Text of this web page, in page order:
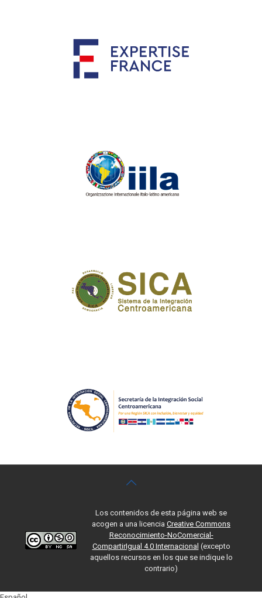
Los contenidos de esta página web se
acogen a una licencia Creative Commons
Reconocimiento-NoComercial-
CompartirIgual 4.0 Internacional (excepto
aquellos recursos en los que se indique lo
contrario)